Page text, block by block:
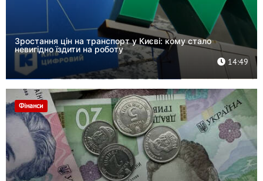
Зростання цін на транспорт у Києві: кому стало
невигідно їздити на роботу
14:49
Фінанси